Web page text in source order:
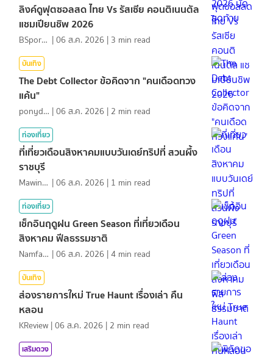
ลิงค์ดูฟุตซอลสด ไทย Vs รัสเซีย คอนติเนนตัล
แชมเปียนชิพ 2026
BSports8 |06 ส.ค. 2026 | 3 min read
บันเทิง
The Debt Collector ข้อคิดจาก "คนเดือดทวง
แค้น"
ponydiary |06 ส.ค. 2026 | 2 min read
ท่องเที่ยว
ที่เที่ยวเดือนสิงหาคมแบบวันเดย์ทริปที่ สวนผึ้ง
ราชบุรี
MawinMatravel |06 ส.ค. 2026 | 1 min read
ท่องเที่ยว
เช็กอินฤดูฝน Green Season ที่เที่ยวเดือน
สิงหาคม ฟีลธรรมชาติ
NamfahPhupha |06 ส.ค. 2026 |4 min read
บันเทิง
ส่องรายการใหม่ True Haunt เรื่องเล่า คืน
หลอน
KReview |06 ส.ค. 2026 | 2 min read
เสริมดวง